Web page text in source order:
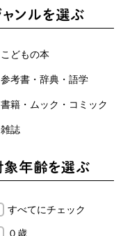
こどもの本
参考書・辞典・語学
書籍・ムック・コミック
雑誌
すべてにチェック
０歳